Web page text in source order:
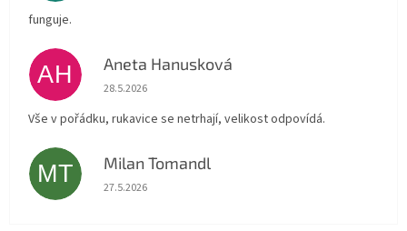
funguje.
AH Aneta Hanusková
Hodnocení obchodu je 5 z 5 hvězdiček.
28.5.2026
Vše v pořádku, rukavice se netrhají, velikost odpovídá.
MT Milan Tomandl
Hodnocení obchodu je 5 z 5 hvězdiček.
27.5.2026